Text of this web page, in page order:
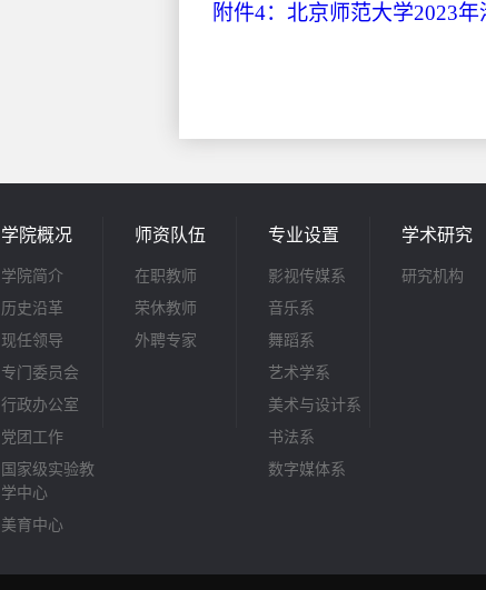
附件4：北京师范大学2023
学院概况
学院简介
历史沿革
现任领导
专门委员会
行政办公室
党团工作
国家级实验教
学中心
美育中心
师资队伍
在职教师
荣休教师
外聘专家
专业设置
影视传媒系
音乐系
舞蹈系
艺术学系
美术与设计系
书法系
数字媒体系
学术研究
研究机构